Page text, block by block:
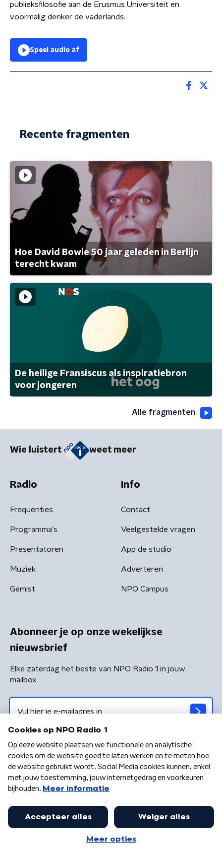
publieksfilosofie aan de Erusmus Universiteit en
voormalig denker de vaderlands.
Speel audio af
Recente fragmenten
Hoe David Bowie 50 jaar geleden in Berlijn
terecht kwam
De heilige Fransiscus als inspiratiebron
voor jongeren
Alle fragmenten
Wie luistert weet meer
Radio
Frequenties
Programma's
Presentatoren
Muziek
Gemist
Info
Contact
Veelgestelde vragen
App de studio
Adverteren
NPO Campus
Abonneer je op onze wekelijkse
nieuwsbrief
Elke zaterdag het beste van NPO Radio 1 in jouw
mailbox
Algemene voorwaarden